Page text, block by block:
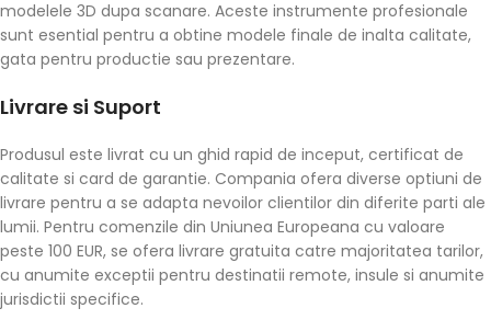
modelele 3D dupa scanare. Aceste instrumente profesionale
sunt esential pentru a obtine modele finale de inalta calitate,
gata pentru productie sau prezentare.
Livrare si Suport
Produsul este livrat cu un ghid rapid de inceput, certificat de
calitate si card de garantie. Compania ofera diverse optiuni de
livrare pentru a se adapta nevoilor clientilor din diferite parti ale
lumii. Pentru comenzile din Uniunea Europeana cu valoare
peste 100 EUR, se ofera livrare gratuita catre majoritatea tarilor,
cu anumite exceptii pentru destinatii remote, insule si anumite
jurisdictii specifice.